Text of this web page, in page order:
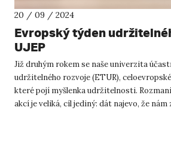
20 / 09 / 2024
Evropský týden
UJEP
Již druhým rokem se naše univerzita
udržitelného rozvoje (ETUR),
které pojí myšlenka udržitelnosti.
akcí je veliká, cíl jediný: dát najevo, že nám